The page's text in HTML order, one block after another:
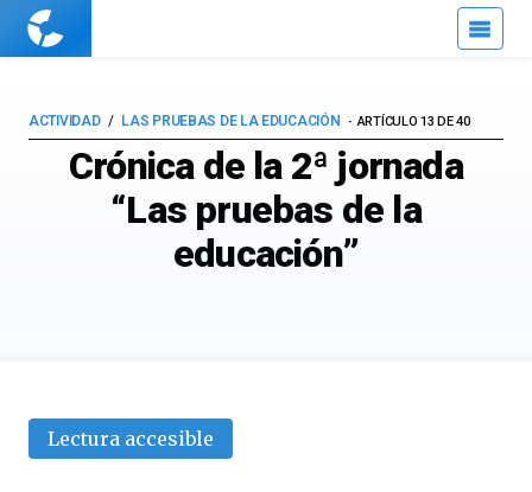
Cuaderno
Crónica de la 2ª jornada
“Las pruebas de la
educación”
ACTIVIDAD LAS PRUEBAS DE LA EDUCACIÓN ARTÍCULO 13 DE 40
Lectura accesible